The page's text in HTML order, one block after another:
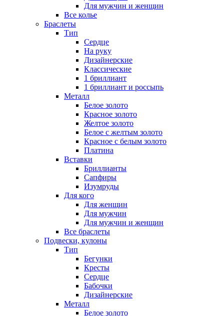
Для мужчин и женщин
Все колье
Браслеты
Тип
Сердце
На руку
Дизайнерские
Классические
1 бриллиант
1 бриллиант и россыпь
Металл
Белое золото
Красное золото
Желтое золото
Белое с желтым золото
Красное с белым золото
Платина
Вставки
Бриллианты
Сапфиры
Изумруды
Для кого
Для женщин
Для мужчин
Для мужчин и женщин
Все браслеты
Подвески, кулоны
Тип
Бегунки
Кресты
Сердце
Бабочки
Дизайнерские
Металл
Белое золото